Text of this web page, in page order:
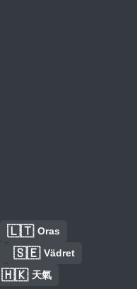
🇱🇹 Oras
🇸🇪 Vädret
🇭🇰 天氣